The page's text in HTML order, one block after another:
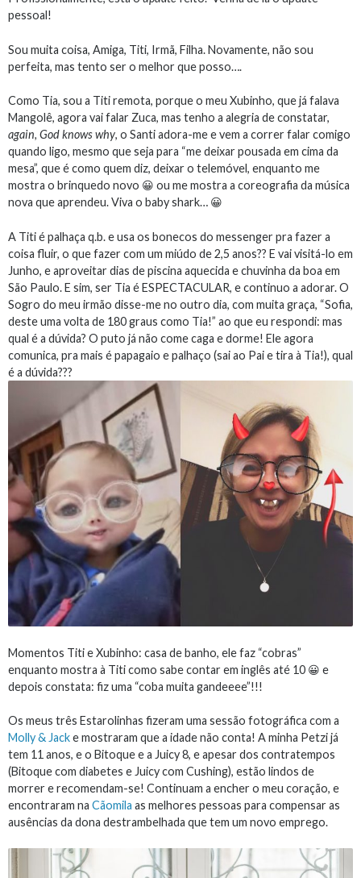
pessoal!
Sou muita coisa, Amiga, Titi, Irmã, Filha. Novamente, não sou
perfeita, mas tento ser o melhor que posso….
Como Tia, sou a Titi remota, porque o meu Xubinho, que já falava
Mangolê, agora vai falar Zuca, mas tenho a alegria de constatar,
again, God knows why, o Santi adora-me e vem a correr falar comigo
quando ligo, mesmo que seja para “me deixar pousada em cima da
mesa”, que é como quem diz, deixar o telemóvel, enquanto me
mostra o brinquedo novo 😀 ou me mostra a coreografia da música
nova que aprendeu. Viva o baby shark… 😀
A Titi é palhaça q.b. e usa os bonecos do messenger pra fazer a
coisa fluir, o que fazer com um miúdo de 2,5 anos?? E vai visitá-lo em
Junho, e aproveitar dias de piscina aquecida e chuvinha da boa em
São Paulo. E sim, ser Tia é ESPECTACULAR, e continuo a adorar. O
Sogro do meu irmão disse-me no outro dia, com muita graça, “Sofia,
deste uma volta de 180 graus como Tia!” ao que eu respondi: mas
qual é a dúvida? O puto já não come caga e dorme! Ele agora
comunica, pra mais é papagaio e palhaço (sai ao Pai e tira à Tia!), qual
é a dúvida???
Momentos Titi e Xubinho: casa de banho, ele faz “cobras”
enquanto mostra à Titi como sabe contar em inglês até 10 😀 e
depois constata: fiz uma “coba muita gandeeee”!!!
Os meus três Estarolinhas fizeram uma sessão fotográfica com a
Molly & Jacke mostraram que a idade não conta! A minha Petzi já
tem 11 anos, e o Bitoque e a Juicy 8, e apesar dos contratempos
(Bitoque com diabetes e Juicy com Cushing), estão lindos de
morrer e recomendam-se! Continuam a encher o meu coração, e
encontraram na Cãomila as melhores pessoas para compensar as
ausências da dona destrambelhada que tem um novo emprego.